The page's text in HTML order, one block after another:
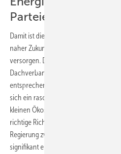
Parteiengezänk
Damit ist die Marschrichtung klar
naher Zukunft möglichst komplett mit
versorgen. Deshalb fordert Peter
Dachverbandes der Erneuerbaren
entsprechende Reaktion der
sich ein rasches und ambitioniertes
kleinen Ökostromnovelle besteht die
richtige Richtung zu gehen. Zudem
Regierung zwar, dass sie die
signifikant erhöhen will und schreibt